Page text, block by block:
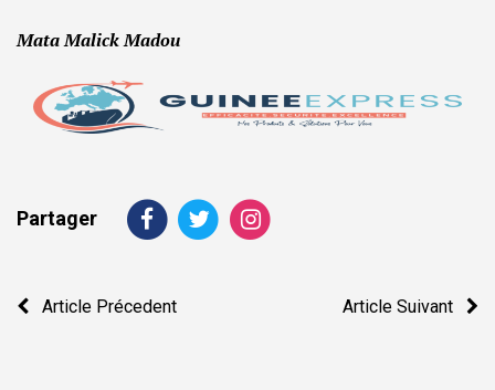
Mata Malick Madou
Partager
Navigation
Article Précedent Article Suivant